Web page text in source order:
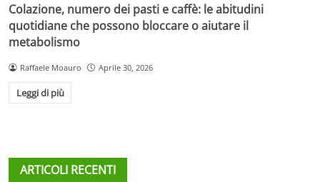
Colazione, numero dei pasti e caffè: le abitudini
quotidiane che possono bloccare o aiutare il
metabolismo
Raffaele Moauro Aprile 30, 2026
Leggi di più
ARTICOLI RECENTI